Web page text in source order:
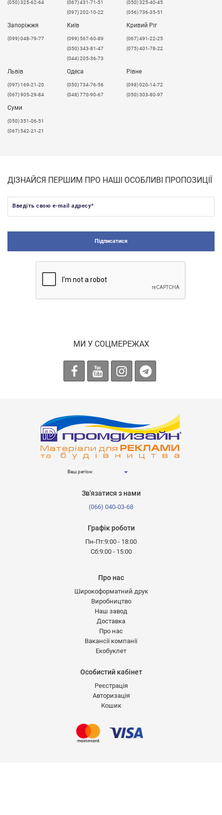
(050) 325-62-64
(067) 431-71-51
(097) 202-10-22
(050) 325-40-45
(056) 736-35-51
Запоріжжя
(099) 048-79-77
Київ
(099) 567-60-89
(050) 343-81-47
(044) 205-36-73
Кривий Ріг
(067) 491-22-25
(075) 401-78-22
Львів
​(097) 169-21-20
(067) 905-29-84
Одеса
(050) 734-76-56
(048) 770-90-67
Рівне
(098) 020-14-72
(050) 303-80-97
Суми
(050) 351-06-51
(067) 542-21-21
ДІЗНАЙСЯ ПЕРШИМ ПРО НАШІ ОСОБЛИВІ ПРОПОЗИЦІЇ
Введіть свою e-mail адресу*
Підписатися
МИ У СОЦМЕРЕЖАХ
Ваш регіон:
Зв'язатися з нами
(066) 040-03-68
Графік роботи
Пн-Пт:9:00 - 18:00
Сб:9:00 - 15:00
Про нас
Широкоформатний друк
Виробництво
Наш завод
Доставка
Про нас
Вакансії компанії
Екобуклет
Особистий кабінет
Реєстрація
Авторизація
Кошик